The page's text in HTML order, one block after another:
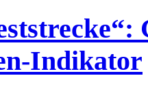
Indikator